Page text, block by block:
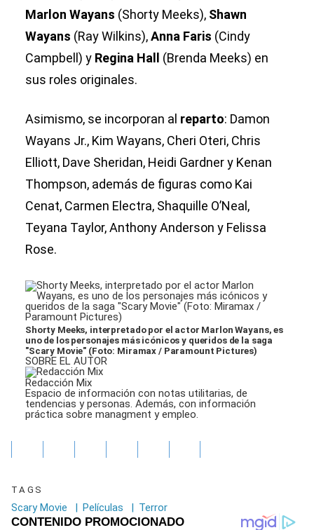
Marlon Wayans (Shorty Meeks), Shawn
Wayans (Ray Wilkins),Anna Faris (Cindy
Campbell) y Regina Hall (Brenda Meeks) en
sus roles originales.
Asimismo, se incorporan al reparto: Damon
Wayans Jr., Kim Wayans, Cheri Oteri, Chris
Elliott, Dave Sheridan, Heidi Gardner y Kenan
Thompson, además de figuras como Kai
Cenat, Carmen Electra, Shaquille O’Neal,
Teyana Taylor, Anthony Anderson y Felissa
Rose.
Shorty Meeks, interpretado por el actor Marlon Wayans, es
uno de los personajes más icónicos y queridos de la saga
"Scary Movie" (Foto: Miramax / Paramount Pictures)
SOBRE EL AUTOR
Redacción Mix
Espacio de información con notas utilitarias, de
tendencias y personas. Además, con información
práctica sobre managment y empleo.
TAGS
Scary Movie | Películas | Terror